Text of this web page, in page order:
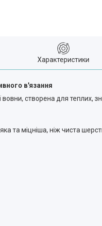
Характеристики
в'язання
створена для теплих,
та міцніша, ніж чиста